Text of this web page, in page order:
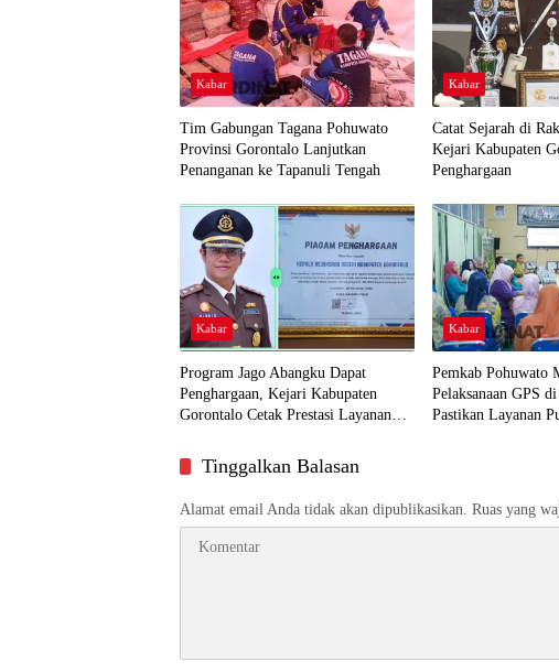
Kabar
Tim Gabungan Tagana Pohuwato
Provinsi Gorontalo Lanjutkan
Penanganan ke Tapanuli Tengah
Kabar
Catat Sejarah di
Kejari Kabupaten
Penghargaan
Kabar
Program Jago Abangku Dapat
Penghargaan, Kejari Kabupaten
Gorontalo Cetak Prestasi Layanan
Kabar
Pemkab Pohuwato
Pelaksanaan GPS
Pastikan Layanan
Tinggalkan Balasan
Alamat email Anda tidak akan dipublikasikan. Ruas yang